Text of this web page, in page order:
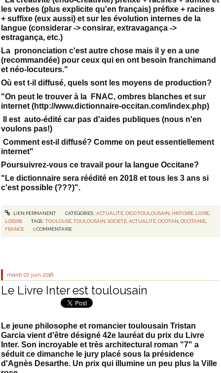
les verbes (plus explicite qu'en français) préfixe + racines
+ suffixe (eux aussi) et sur les évolution internes de la
langue (considerar -> consirar, extravagança ->
estragança, etc.)
La prononciation c'est autre chose mais il y en a une
(recommandée) pour ceux qui en ont besoin franchimand
et néo-locuteurs."
Où est t-il diffusé, quels sont les moyens de production?
"On peut le trouver à la FNAC, ombres blanches et sur
internet (http://www.dictionnaire-occitan.com/index.php)
Il est auto-édité car pas d'aides publiques (nous n'en
voulons pas!)
Comment est-il diffusé? Comme on peut essentiellement
internet"
Poursuivrez-vous ce travail pour la langue Occitane?
"Le dictionnaire sera réédité en 2018 et tous les 3 ans si
c'est possible (???)".
LIEN PERMANENT CATÉGORIES :ACTUALITÉ, DICO TOULOUSAIN HISTOIRE, LIVRE,
LOISIRS
TAGS :TOULOUSE ,TOULOUSAIN ,SOCIÉTÉ ,ACTUALITÉ ,OCCITAN ,OCCITANIE
FRANCE
0 COMMENTAIRE
mardi 07 juin 2016
Le Livre Inter est toulousain
Le jeune philosophe et romancier toulousain Tristan
Garcia vient d'être désigné 42e lauréat du prix du Livre
Inter. Son incroyable et très architectural roman "7" a
séduit ce dimanche le jury placé sous la présidence
d'Agnès Desarthe. Un prix qui illumine un peu plus la Ville